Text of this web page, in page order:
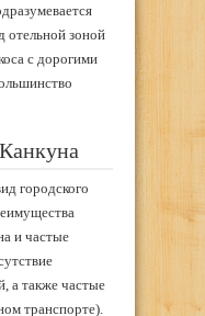
отельной зоной
с дорогими
городского
и частые
а также частые
транспорте).